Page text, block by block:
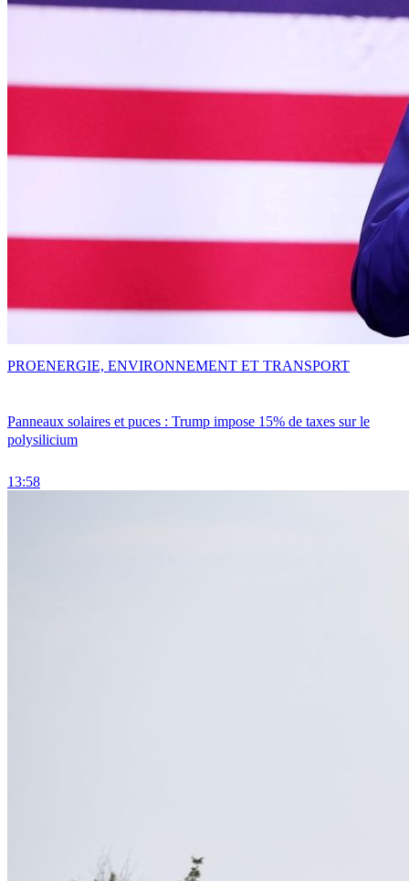
Panneaux solaires et puces : Trump impose 15% de taxes sur le
polysilicium
13:58
PROENERGIE, ENVIRONNEMENT ET TRANSPORT